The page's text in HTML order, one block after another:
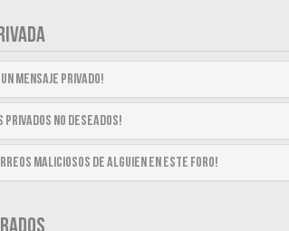
mensaje privado!
privados no deseados!
maliciosos de alguien en este foro!